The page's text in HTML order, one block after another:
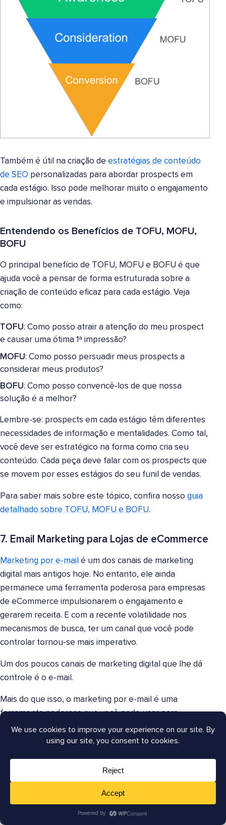
Também é útil na criação de estratégias de conteúdo
de SEO personalizadas para abordar prospects em
cada estágio. Isso pode melhorar muito o engajamento
e impulsionar as vendas.
Entendendo os Benefícios de TOFU, MOFU,
BOFU
O principal benefício de TOFU, MOFU e BOFU é que
ajuda você a pensar de forma estruturada sobre a
criação de conteúdo eficaz para cada estágio. Veja
como:
TOFU: Como posso atrair a atenção do meu prospect
e causar uma ótima 1ª impressão?
MOFU: Como posso persuadir meus prospects a
considerar meus produtos?
BOFU: Como posso convencê-los de que nossa
solução é a melhor?
Lembre-se: prospects em cada estágio têm diferentes
necessidades de informação e mentalidades. Como tal,
você deve ser estratégico na forma como cria seu
conteúdo. Cada peça deve falar com os prospects que
se movem por esses estágios do seu funil de vendas.
Para saber mais sobre este tópico, confira nosso guia
detalhado sobre TOFU, MOFU e BOFU.
7. Email Marketing para Lojas de eCommerce
Marketing por e-mail é um dos canais de marketing
digital mais antigos hoje. No entanto, ele ainda
permanece uma ferramenta poderosa para empresas
de eCommerce impulsionarem o engajamento e
gerarem receita. E com a recente volatilidade nos
mecanismos de busca, ter um canal que você pode
controlar tornou-se mais imperativo.
Um dos poucos canais de marketing digital que lhe dá
controle é o e-mail.
Mais do que isso, o marketing por e-mail é uma
ferramenta poderosa que você pode usar para
construir relacionamentos significativos com seus
clientes. São relacionamentos que resultam em
disseram que e-mails de marketing
influenciam suas decisões de compra. Além disso, 80%
das PMEs dizem que o e-mail é sua ferramenta mais